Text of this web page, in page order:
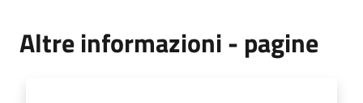
Altre informazioni - pagine